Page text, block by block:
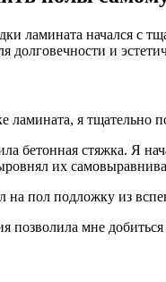
ламината начался с
долговечности и
ламината, я тщательно
бетонная стяжка. Я
их
пол подложку из
позволила мне